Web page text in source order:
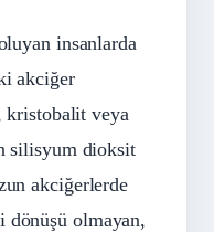
insanlarda
akciğer
kristobalit veya
silisyum dioksit
akciğerlerde
dönüşü olmayan,